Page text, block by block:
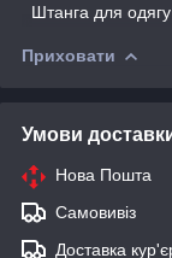
Штанга для одягу
Приховати
Умови
Нова Пошта
Самовивіз
Доставка